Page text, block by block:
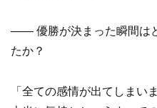
—— 優勝が決まった瞬間は
たか？
「全ての感情が出てしまい